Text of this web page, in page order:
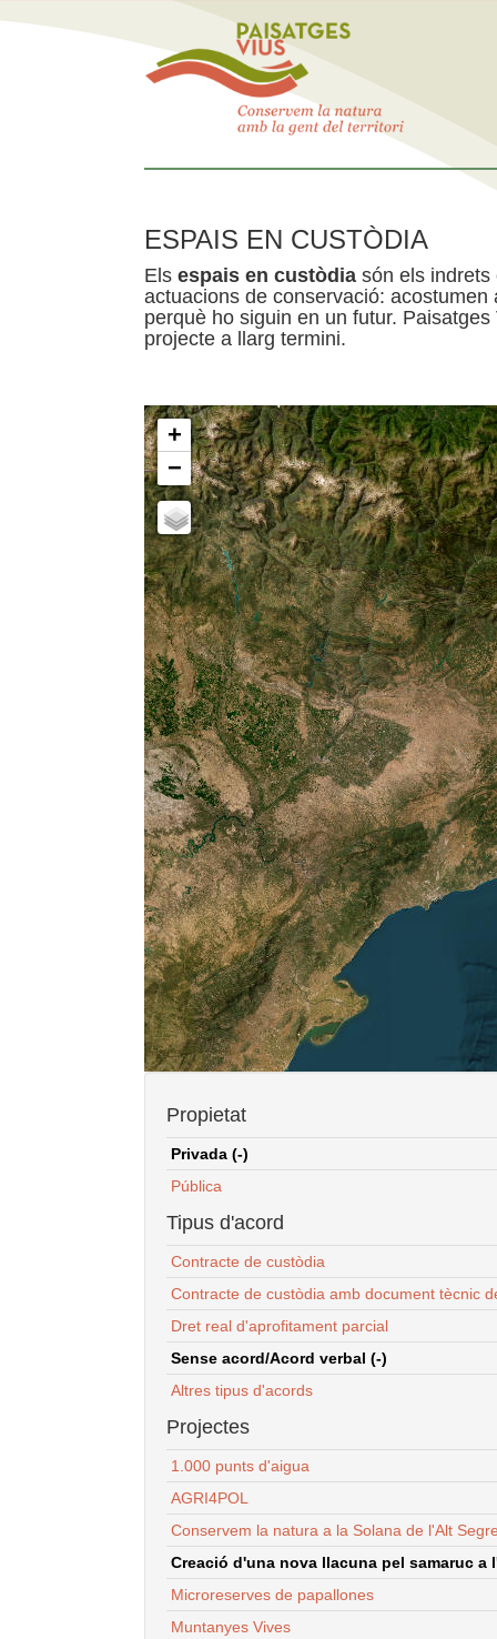
ESPAIS EN CUSTÒDIA
Els espais en custòdia són els indrets
actuacions de conservació:
perquè ho siguin en un futur.
projecte a llarg termini.
+
−
Propietat
Privada (-)
Pública
Tipus d'acord
Contracte de custòdia
Contracte de custòdia amb document tècnic
Dret real d'aprofitament parcial
Sense acord/Acord verbal (-)
Altres tipus d'acords
Projectes
1.000 punts d'aigua
AGRI4POL
Conservem la natura a la Solana de l'Alt
Creació d'una nova llacuna pel samaruc a
Microreserves de papallones
Muntanyes Vives